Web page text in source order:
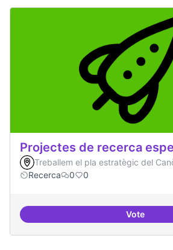
Projectes de recerca
Treballem el pla estratègic del
Recerca
0 0
Vote